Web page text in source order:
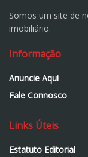
Somos um site de
imobiliário.
Informação
Anuncie Aqui
Fale Connosco
Links Úteis
Estatuto Editorial